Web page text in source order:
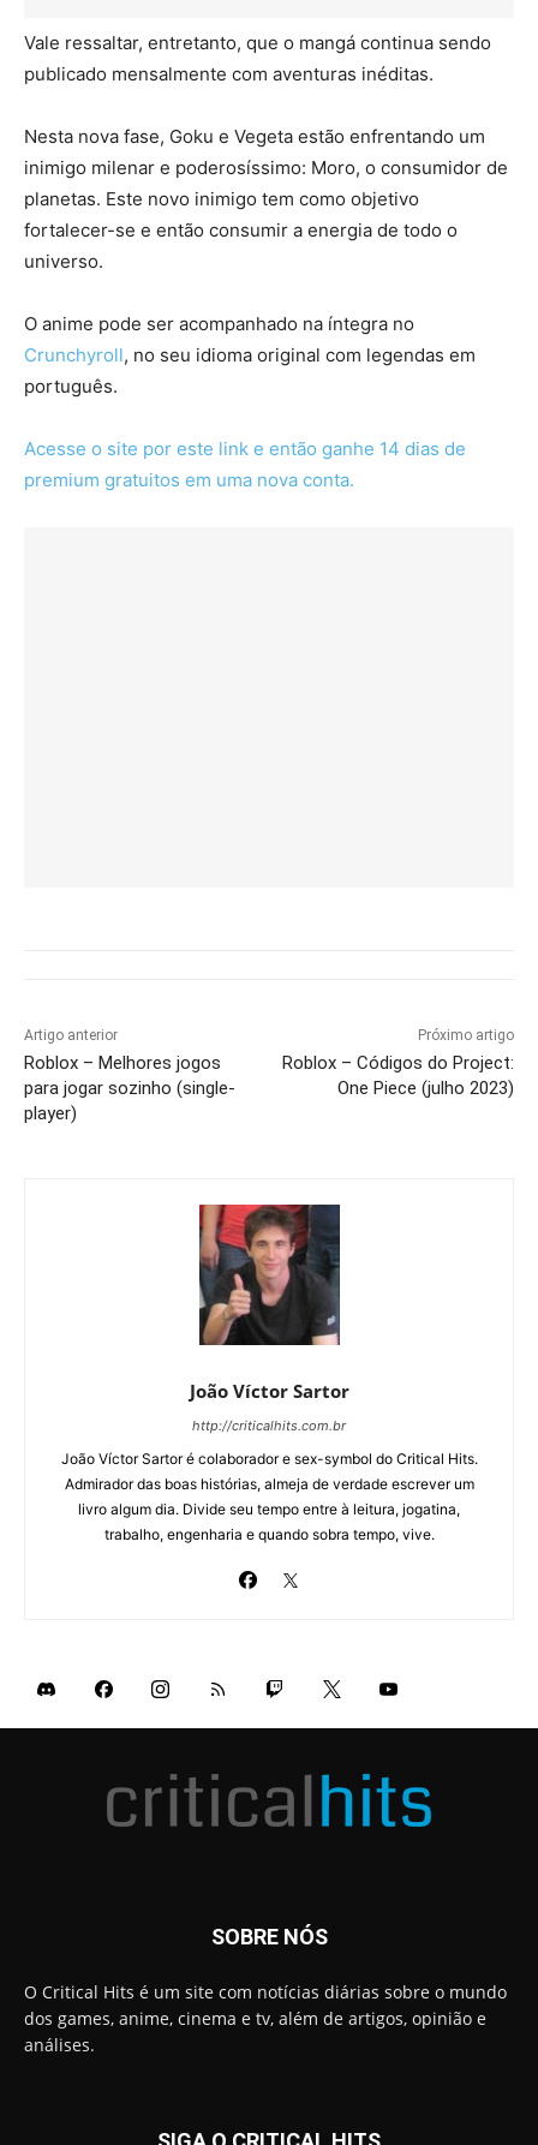
Vale ressaltar, entretanto, que o mangá continua sendo
publicado mensalmente com aventuras inéditas.
Nesta nova fase, Goku e Vegeta estão enfrentando um
inimigo milenar e poderosíssimo: Moro, o consumidor de
planetas. Este novo inimigo tem como objetivo
fortalecer-se e então consumir a energia de todo o
universo.
O anime pode ser acompanhado na íntegra no
Crunchyroll, no seu idioma original com legendas em
português.
Acesse o site por este link e então ganhe 14 dias de
premium gratuitos em uma nova conta.
Artigo anterior
Roblox – Melhores jogos
para jogar sozinho (single-
player)
Próximo artigo
Roblox – Códigos do Project:
One Piece (julho 2023)
João Víctor Sartor
http://criticalhits.com.br
João Víctor Sartor é colaborador e sex-symbol do Critical Hits.
Admirador das boas histórias, almeja de verdade escrever um
livro algum dia. Divide seu tempo entre à leitura, jogatina,
trabalho, engenharia e quando sobra tempo, vive.
SOBRE NÓS
O Critical Hits é um site com notícias diárias sobre o mundo
dos games, anime, cinema e tv, além de artigos, opinião e
análises.